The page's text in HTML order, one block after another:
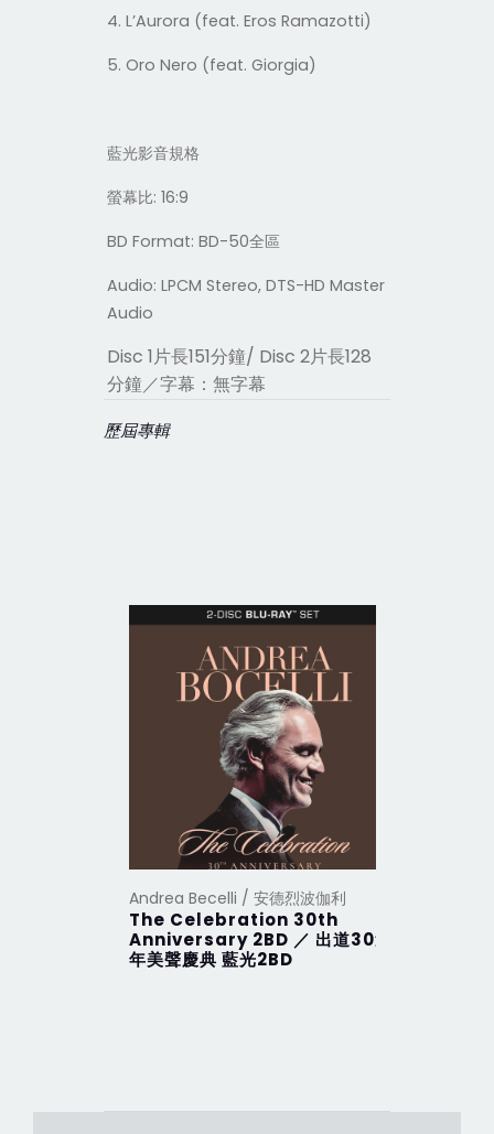
4. L’Aurora (feat. Eros Ramazotti)
5. Oro Nero (feat. Giorgia)
藍光影音規格
螢幕比: 16:9
BD Format: BD-50全區
Audio: LPCM Stereo, DTS-HD Master
Audio
Disc 1片長151分鐘/ Disc 2片長128
分鐘／字幕：無字幕
歷屆專輯
Andrea Becelli / 安德烈波伽利
The Celebration 30th
Anniversary 2BD ／ 出道30週
年美聲慶典 藍光2BD